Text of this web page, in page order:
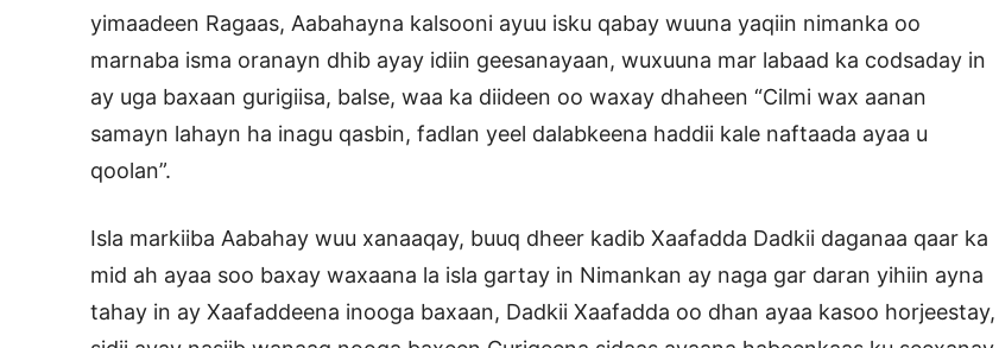
yimaadeen Ragaas, Aabahayna kalsooni ayuu isku qabay wuuna yaqiin nimanka oo
marnaba isma oranayn dhib ayay idiin geesanayaan, wuxuuna mar labaad ka codsaday in
ay uga baxaan gurigiisa, balse, waa ka diideen oo waxay dhaheen “Cilmi wax aanan
samayn lahayn ha inagu qasbin, fadlan yeel dalabkeena haddii kale naftaada ayaa u
qoolan”.
Isla markiiba Aabahay wuu xanaaqay, buuq dheer kadib Xaafadda Dadkii daganaa qaar ka
mid ah ayaa soo baxay waxaana la isla gartay in Nimankan ay naga gar daran yihiin ayna
tahay in ay Xaafaddeena inooga baxaan, Dadkii Xaafadda oo dhan ayaa kasoo horjeestay,